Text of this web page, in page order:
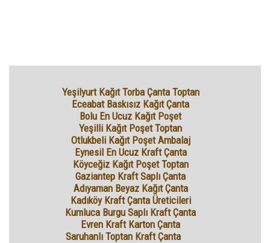
Yeşilyurt Kağıt Torba Çanta Toptan
Eceabat Baskısız Kağıt Çanta
Bolu En Ucuz Kağıt Poşet
Yeşilli Kağıt Poşet Toptan
Otlukbeli Kağıt Poşet Ambalaj
Eynesil En Ucuz Kraft Çanta
Köyceğiz Kağıt Poşet Toptan
Gaziantep Kraft Saplı Çanta
Adıyaman Beyaz Kağıt Çanta
Kadıköy Kraft Çanta Üreticileri
Kumluca Burgu Saplı Kraft Çanta
Evren Kraft Karton Çanta
Saruhanlı Toptan Kraft Çanta